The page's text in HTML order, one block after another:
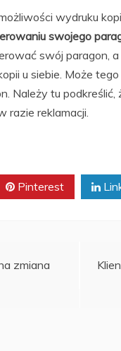
wydruku
swojego
swój paragon,
u siebie. Może
Należy tu
razie reklamacji.
Pinterest
zmiana